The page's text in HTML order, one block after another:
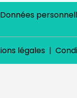
Données
légales